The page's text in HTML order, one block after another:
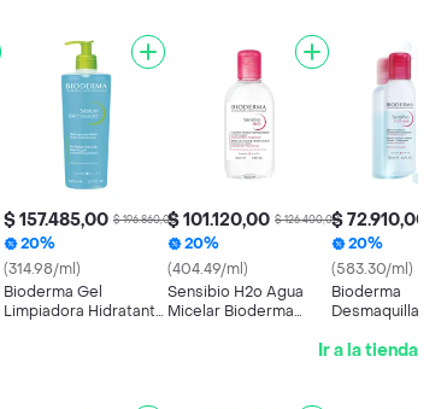
$ 157.485,00 $ 196.860,00
20%
(314.98/ml)
Bioderma Gel
Limpiadora Hidratante
$ 101.120,00 $ 126.400,00
20%
(404.49/ml)
Sensibio H2o Agua
Micelar Bioderma
$ 72.910,00
20%
(583.30/ml)
Bioderma
Desmaquillante
Ir a la tienda